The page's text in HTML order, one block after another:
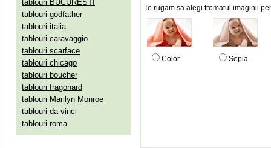
tablouri BUCURESTI
tablouri godfather
tablouri italia
tablouri caravaggio
tablouri scarface
tablouri chicago
tablouri boucher
tablouri fragonard
tablouri Marilyn Monroe
tablouri da vinci
tablouri roma
Te rugam sa alegi fromatul imaginii
Color Sepia